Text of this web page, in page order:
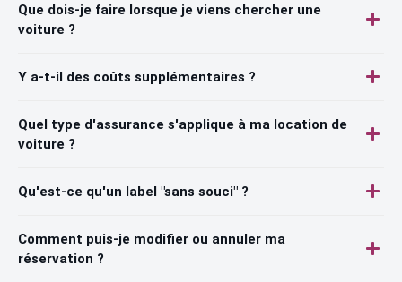
Que dois-je faire lorsque je viens chercher une
voiture ?
Y a-t-il des coûts supplémentaires ?
Quel type d'assurance s'applique à ma location de
voiture ?
Qu'est-ce qu'un label "sans souci" ?
Comment puis-je modifier ou annuler ma
réservation ?